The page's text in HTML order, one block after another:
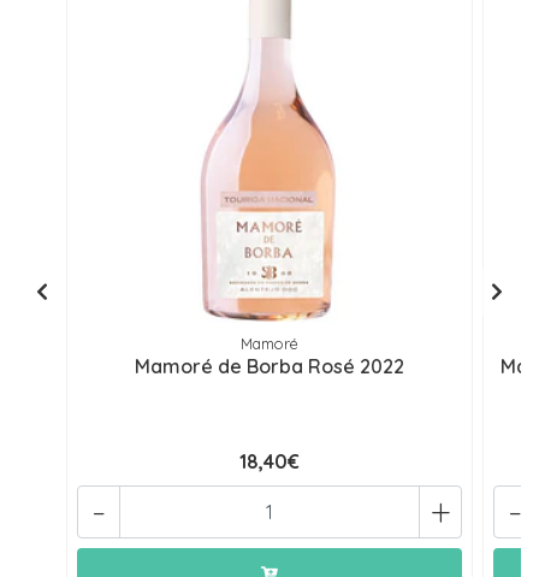
Mamoré
Mamoré de Borba Rosé 2022
18,40€
+
- -